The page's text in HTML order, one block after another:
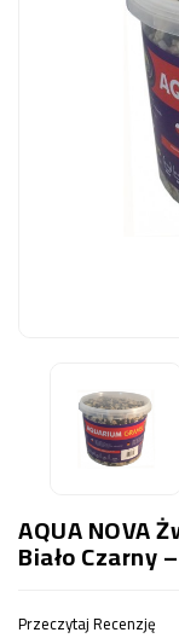
AKWARYSTYKA
AQUA NOVA
Biało Czarny
Przeczytaj Recenzję